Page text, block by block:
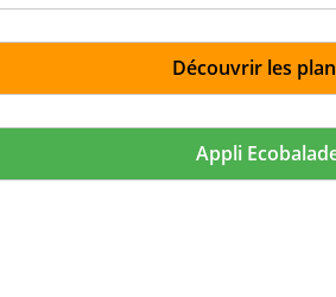
Découvrir les
Appli